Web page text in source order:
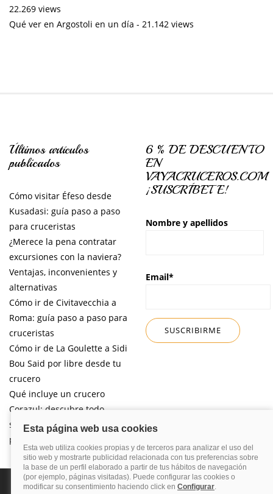
22.269 views
Qué ver en Argostoli en un día - 21.142 views
Últimos artículos
publicados
Cómo visitar Éfeso desde
Kusadasi: guía paso a paso
para cruceristas
¿Merece la pena contratar
excursiones con la naviera?
Ventajas, inconvenientes y
alternativas
Cómo ir de Civitavecchia a
Roma: guía paso a paso para
cruceristas
Cómo ir de La Goulette a Sidi
Bou Said por libre desde tu
crucero
Qué incluye un crucero
Corazul: descubre todo
sobre esta naviera pensada
para el público español
6 % DE DESCUENTO
EN
VAYACRUCEROS.COM
¡SUSCRÍBETE!
Nombre y apellidos
Email*